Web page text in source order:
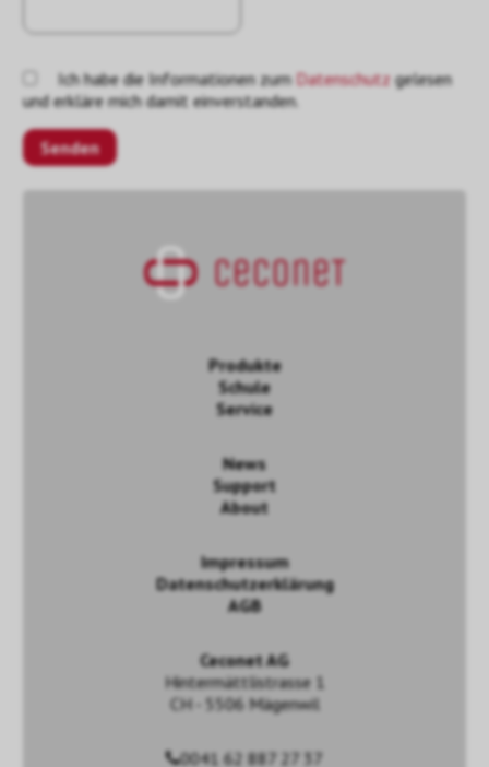
Ich habe die Informationen zum Datenschutzgelesen
und erkläre mich damit einverstanden.
Produkte
Schule
Service
News
Support
About
Impressum
Datenschutzerklärung
AGB
Ceconet AG
Hintermättlistrasse 1
CH - 5506 Mägenwil
0041 62 887 27 37